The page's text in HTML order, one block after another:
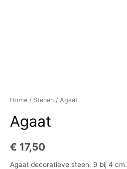
Home / Stenen / Agaat
Agaat
€ 17,50
Agaat decoratieve steen. 9 bij 4 cm.